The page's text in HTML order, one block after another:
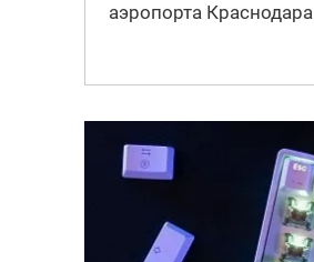
аэропорта Краснодара